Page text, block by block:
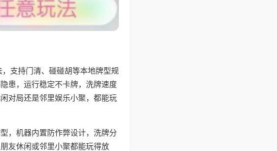
，支持门清、碰碰胡等本地牌型规
患，运行稳定不卡牌，洗牌速度
对局还是邻里娱乐小聚，都能玩
，机器内置防作弊设计，洗牌分
友休闲或邻里小聚都能玩得放